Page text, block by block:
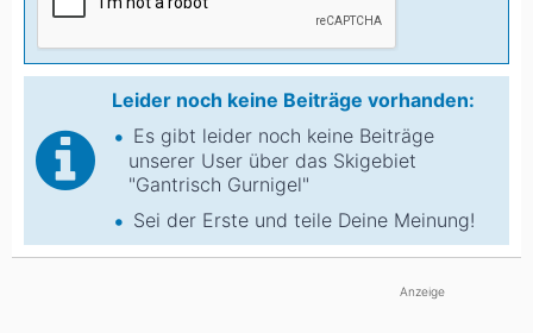
Leider noch keine Beiträge vorhanden:
Es gibt leider noch keine Beiträge
unserer User über das Skigebiet
"Gantrisch Gurnigel"
Sei der Erste und teile Deine Meinung!
Anzeige